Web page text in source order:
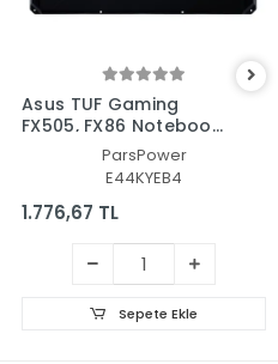
Asus TUF Gaming
FX505, FX86 Notebook
Alt Kasa - Laptop
ParsPower
E44KYEB4
1.776,67 TL
Sepete Ekle